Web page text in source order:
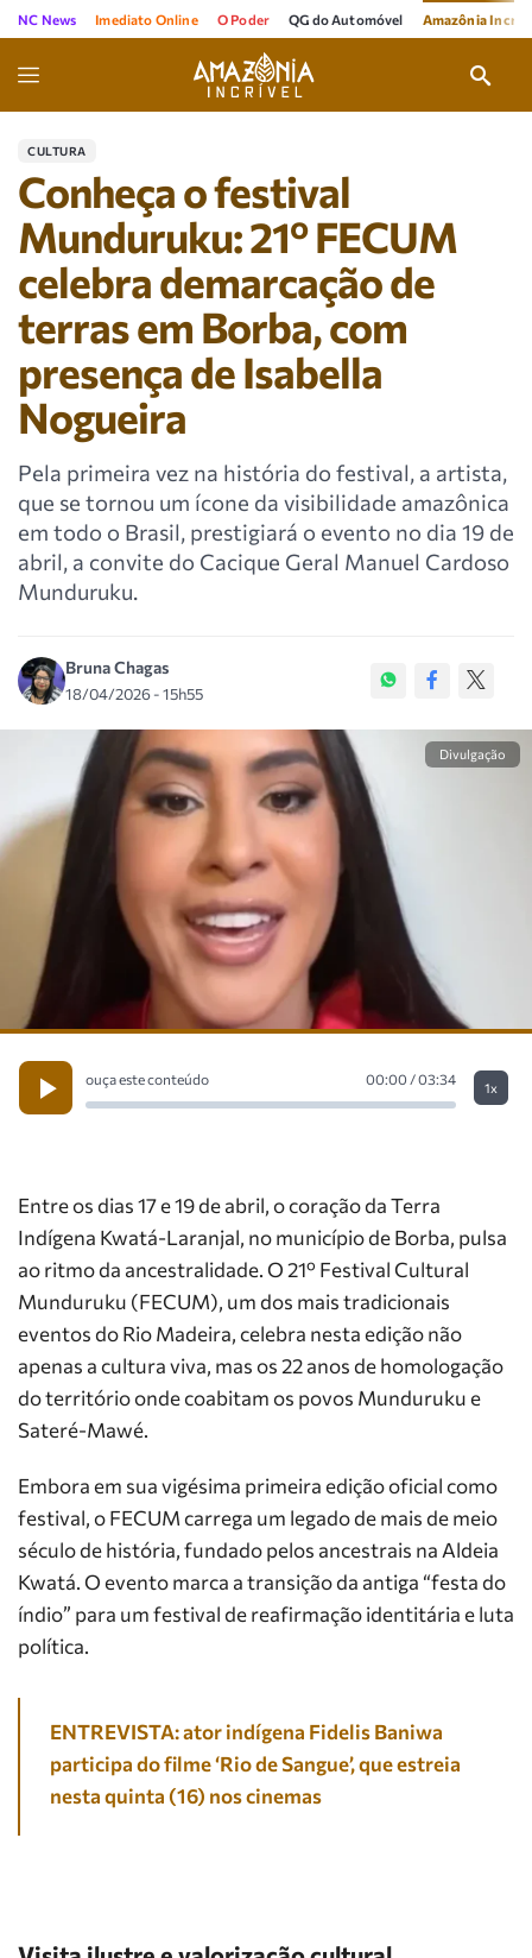
NC News Imediato Online O Poder QG do Automóvel Amazônia
CULTURA
Conheça o festival
Munduruku: 21º FECUM
celebra demarcação de
terras em Borba, com
presença de Isabella
Nogueira
Pela primeira vez na história do festival, a artista,
que se tornou um ícone da visibilidade amazônica
em todo o Brasil, prestigiará o evento no dia 19 de
abril, a convite do Cacique Geral Manuel Cardoso
Munduruku.
Bruna Chagas
18/04/2026 - 15h55
Divulgação
ouça este conteúdo 00:00 / 03:34
1x
Entre os dias 17 e 19 de abril, o coração da Terra
Indígena Kwatá-Laranjal, no município de Borba, pulsa
ao ritmo da ancestralidade. O 21º Festival Cultural
Munduruku (FECUM), um dos mais tradicionais
eventos do Rio Madeira, celebra nesta edição não
apenas a cultura viva, mas os 22 anos de homologação
do território onde coabitam os povos Munduruku e
Sateré-Mawé.
Embora em sua vigésima primeira edição oficial como
festival, o FECUM carrega um legado de mais de meio
século de história, fundado pelos ancestrais na Aldeia
Kwatá. O evento marca a transição da antiga “festa do
índio” para um festival de reafirmação identitária e luta
política.
ENTREVISTA: ator indígena Fidelis Baniwa
participa do filme ‘Rio de Sangue’, que estreia
nesta quinta (16) nos cinemas